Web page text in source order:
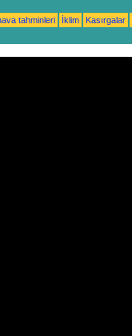
tahminleri İklim
Kasırgalar